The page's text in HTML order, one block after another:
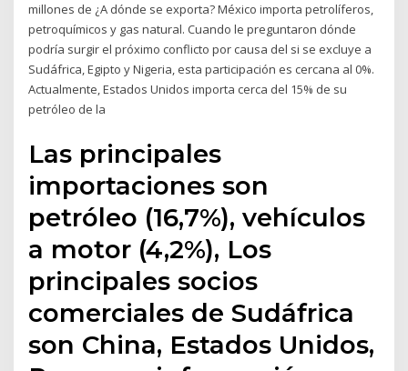
millones de ¿A dónde se exporta? México importa petrolíferos,
petroquímicos y gas natural. Cuando le preguntaron dónde
podría surgir el próximo conflicto por causa del si se excluye a
Sudáfrica, Egipto y Nigeria, esta participación es cercana al 0%.
Actualmente, Estados Unidos importa cerca del 15% de su
petróleo de la
Las principales
importaciones son
petróleo (16,7%), vehículos
a motor (4,2%), Los
principales socios
comerciales de Sudáfrica
son China, Estados Unidos,